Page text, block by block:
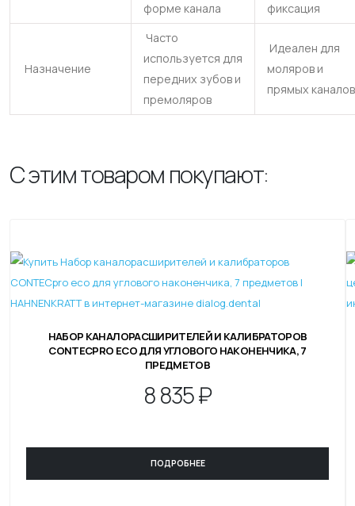
форме канала
фиксация
Назначение
Часто
используется для
передних зубов и
премоляров
Идеален для
моляров и
прямых каналов
С этим товаром покупают:
НАБОР КАНАЛОРАСШИРИТЕЛЕЙ И КАЛИБРАТОРОВ
CONTECPRO ECO ДЛЯ УГЛОВОГО НАКОНЕНЧИКА, 7
ПРЕДМЕТОВ
8835 ₽
ПОДРОБНЕЕ